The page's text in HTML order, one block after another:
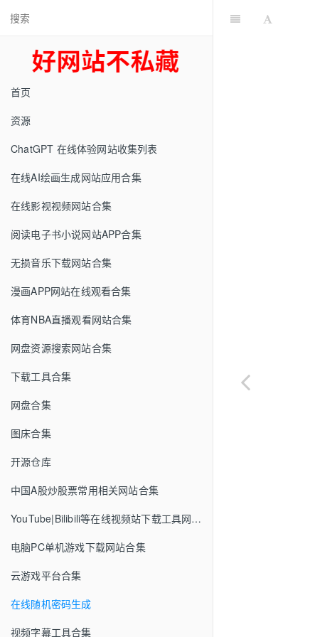
首页
资源
ChatGPT 在线体验网站收集列表
在线AI绘画生成网站应用合集
在线影视视频网站合集
阅读电子书小说网站APP合集
无损音乐下载网站合集
漫画APP网站在线观看合集
体育NBA直播观看网站合集
网盘资源搜索网站合集
下载工具合集
网盘合集
图床合集
开源仓库
中国A股炒股票常用相关网站合集
YouTube|Bilibili等在线视频站下载工具网站合集
电脑PC单机游戏下载网站合集
云游戏平台合集
在线随机密码生成
视频字幕工具合集